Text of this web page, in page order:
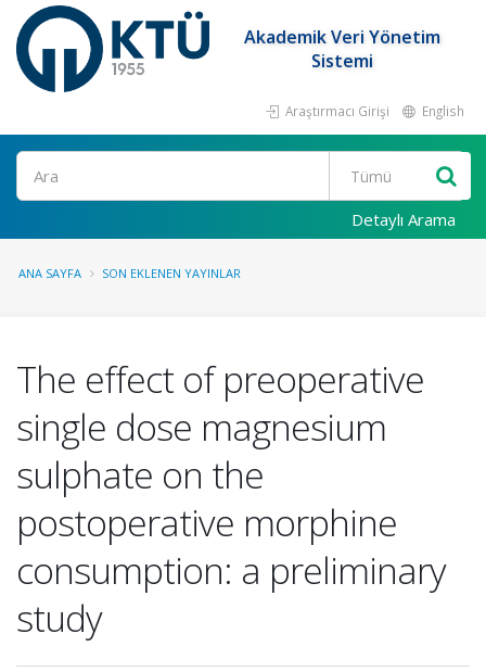
Akademik Veri Yönetim
Sistemi
Araştırmacı Girişi English
Ara
Detaylı Arama
ANA SAYFA SON EKLENEN YAYINLAR
The effect of preoperative
single dose magnesium
sulphate on the
postoperative morphine
consumption: a preliminary
study